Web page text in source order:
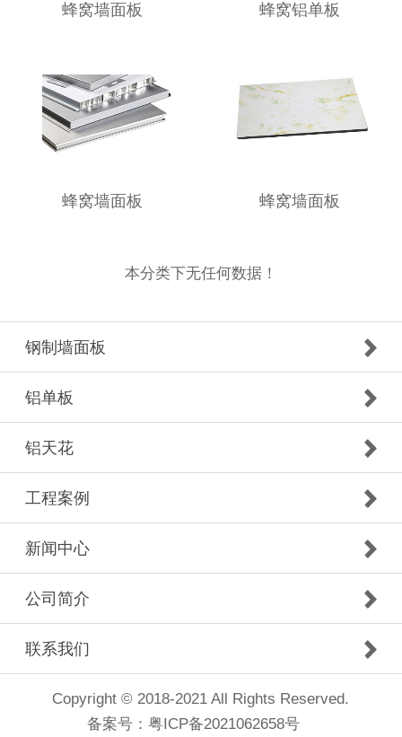
蜂窝墙面板 蜂窝铝单板
蜂窝墙面板 蜂窝墙面板
本分类下无任何数据！
钢制墙面板
铝单板
铝天花
工程案例
新闻中心
公司简介
联系我们
Copyright © 2018-2021 All Rights Reserved.
备案号： 粤ICP备2021062658号